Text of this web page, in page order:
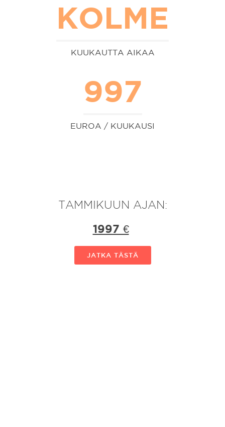
KOLME
KUUKAUTTA AIKAA
997
EUROA / KUUKAUSI
TAMMIKUUN AJAN:
1997 €
JATKA TÄSTÄ